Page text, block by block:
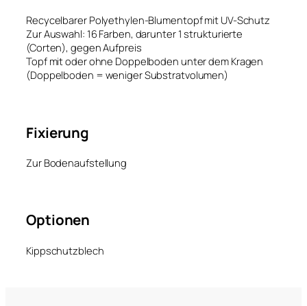
Recycelbarer Polyethylen-Blumentopf mit UV-Schutz
Zur Auswahl: 16 Farben, darunter 1 strukturierte
(Corten), gegen Aufpreis
Topf mit oder ohne Doppelboden unter dem Kragen
(Doppelboden = weniger Substratvolumen)
Fixierung
Zur Bodenaufstellung
Optionen
Kippschutzblech